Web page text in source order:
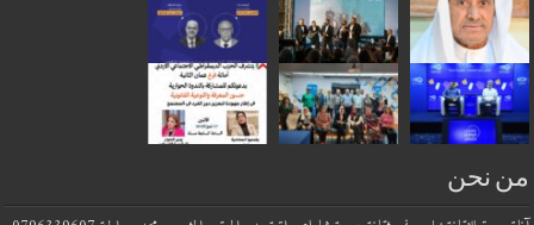
من نحن